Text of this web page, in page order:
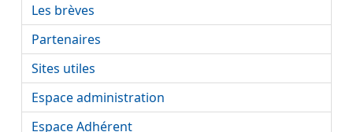
Les brèves
Partenaires
Sites utiles
Espace administration
Espace Adhérent